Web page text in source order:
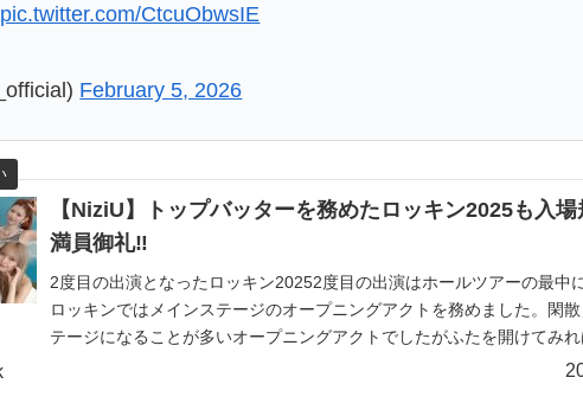
pic.twitter.com/CtcuObwsIE
February 5, 2026
【NiziU】トップバッターを務めたロッキン2025も入場
満員御礼‼
2度目の出演となったロッキン20252度目の出演はホールツアーの最中
ロッキンではメインステージのオープニングアクトを務めました。閑
テージになることが多いオープニングアクトでしたがふたを開けてみれ